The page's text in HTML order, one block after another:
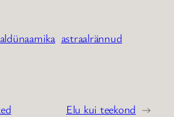
astraalrännud
Elu kui teekond →